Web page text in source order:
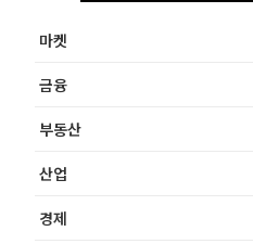
마켓
금융
부동산
산업
경제